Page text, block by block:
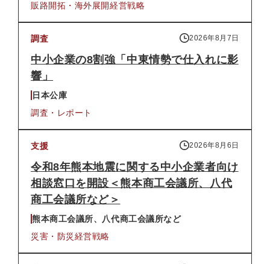
販路開拓・海外展開経営戦略
調査 2026年8月7日
中小企業の8割強「中東情勢で仕入れに影
響」
日本公庫
調査・レポート
支援 2026年8月6日
令和8年熊本地震に関する中小企業者向け
相談窓口を開設＜熊本商工会議所、八代
商工会議所など＞
熊本商工会議所、八代商工会議所など
災害・防災経営戦略